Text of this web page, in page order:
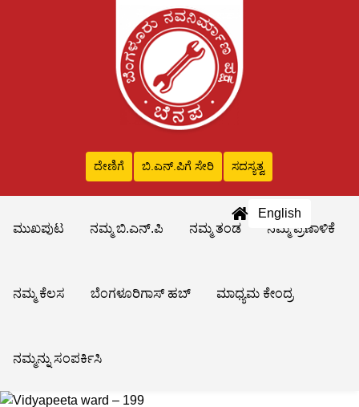
ದೇಣಿಗೆ ಬಿ.ಎನ್‌.ಪಿಗೆ ಸೇರಿ ಸದಸ್ಯತ್ವ
English
ಮುಖಪುಟ
ನಮ್ಮ ಬಿ.ಎನ್.ಪಿ ನಮ್ಮ ತಂಡ ನಮ್ಮ ಪ್ರಣಾಳಿಕೆ
ನಮ್ಮ ಕೆಲಸ ಬೆಂಗಳೂರಿಗಾಸ್ ಹಬ್ ಮಾಧ್ಯಮ ಕೇಂದ್ರ
ನಮ್ಮನ್ನು ಸಂಪರ್ಕಿಸಿ